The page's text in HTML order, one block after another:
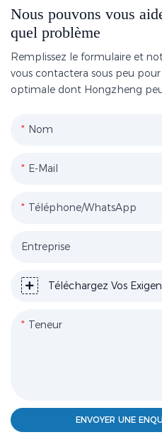
Nous pouvons vous
quel problème
Remplissez le formulaire et
vous contactera sous peu
optimale dont Hongzheng
Nom
E-Mail
Téléphone/WhatsApp
Entreprise
Téléchargez Vos
Teneur
ENVOYER UNE